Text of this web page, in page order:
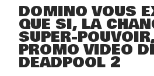
DOMINO VOUS
QUE SI, LA
SUPER-
PROMO VIDÉO
DEADPOOL 2